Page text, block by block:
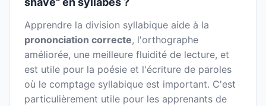
Apprendre la division syllabique aide à la
prononciation correcte, l'orthographe
améliorée, une meilleure fluidité de lecture, et
est utile pour la poésie et l'écriture de paroles
où le comptage syllabique est important. C'est
particulièrement utile pour les apprenants de